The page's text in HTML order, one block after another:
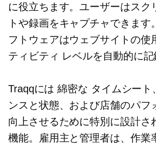
に役立ちます。ユーザーはスク
トや録画をキャプチャできます
フトウェアはウェブサイトの使
ティビティ レベルを自動的に記
Traqqには綿密な タイムシート
ンスと状態、および店舗のパフ
向上させるために特別に設計さ
機能。雇用主と管理者は、作業